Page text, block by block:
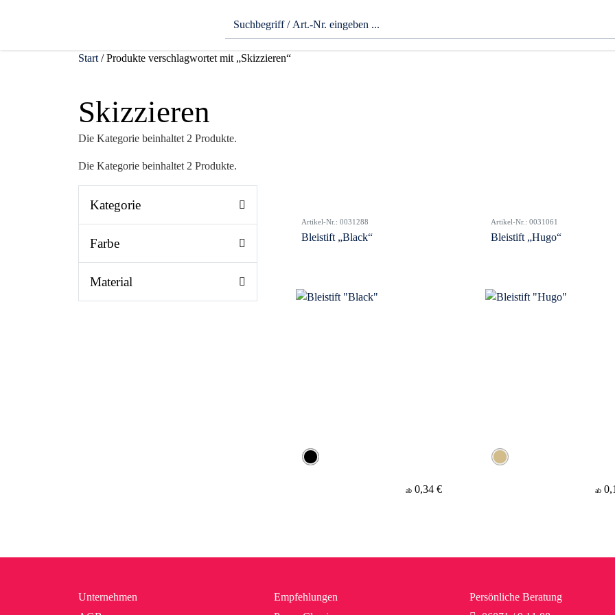
Start / Produkte verschlagwortet mit „Skizzieren“
Skizzieren
Die Kategorie beinhaltet 2 Produkte.
Die Kategorie beinhaltet 2 Produkte.
Kategorie
Farbe
Material
Artikel-Nr.: 0031288
Bleistift „Black“
ab 0,34 €
Artikel-Nr.: 0031061
Bleistift „Hugo“
ab
Unternehmen
Empfehlungen
Persönliche Beratung